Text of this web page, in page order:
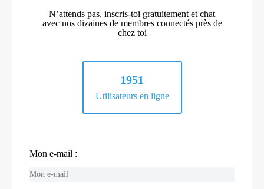
N’attends pas, inscris-toi gratuitement et chat
avec nos dizaines de membres connectés près de
chez toi
1951
Utilisateurs en ligne
Mon e-mail :